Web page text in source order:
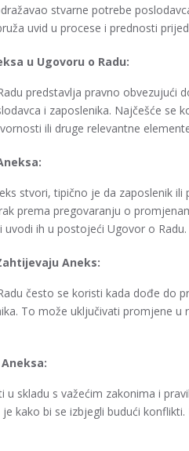
stvarne potrebe
uvid u procese i prednosti
u Ugovoru o Radu:
predstavlja pravno
i zaposlenika. Najčešće se
ili druge relevantne
stvori, tipično je da zaposlenik
prema pregovaranju o
uvodi ih u postojeći Ugovor o Radu.
Aneks:
često se koristi kada dođe do
To može uključivati promjene
u skladu s važećim zakonima i
kako bi se izbjegli budući